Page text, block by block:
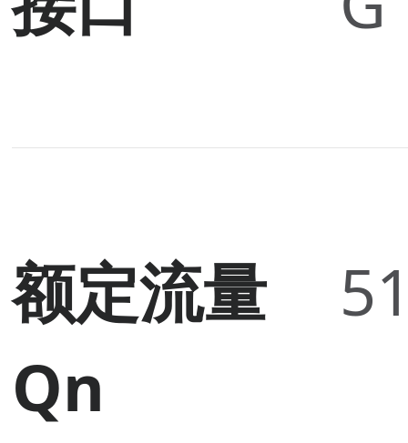
额定流量
Qn